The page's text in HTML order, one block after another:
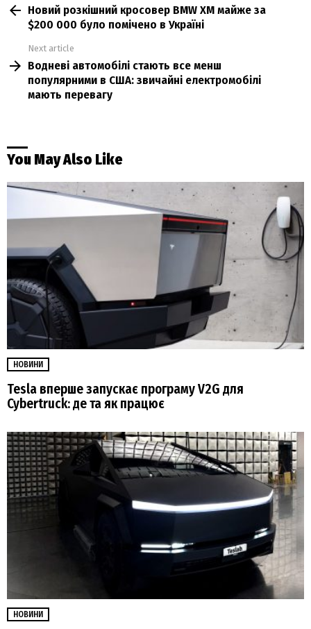
moreНовий розкішний кросовер BMW XM майже за
$200 000 було помічено в Україні
Next article
Водневі автомобілі стають все менш
популярними в США: звичайні електромобілі
мають перевагу
You May Also Like
НОВИНИ
Tesla вперше запускає програму V2G для
Cybertruck: де та як працює
НОВИНИ